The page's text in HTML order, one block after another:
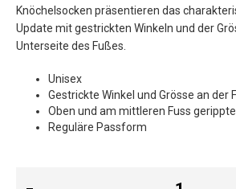
Knöchelsocken präsentieren das
Update mit gestrickten Winkeln und der
Unterseite des Fußes.
Unisex
Gestrickte Winkel und Grösse an der
Oben und am mittleren Fuss
Reguläre Passform